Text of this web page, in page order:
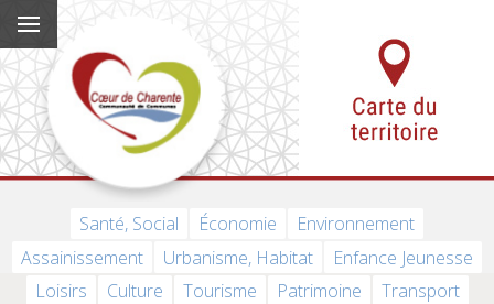
Santé, Social Économie
Environnement
Assainissement
Urbanisme, Habitat
Enfance Jeunesse
Loisirs
Culture Tourisme Patrimoine Transport